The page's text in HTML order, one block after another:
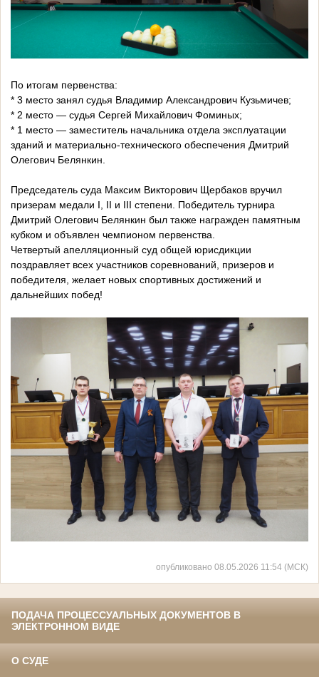
По итогам первенства:
* 3 место занял судья Владимир Александрович Кузьмичев;
* 2 место — судья Сергей Михайлович Фоминых;
* 1 место — заместитель начальника отдела эксплуатации
зданий и материально-технического обеспечения Дмитрий
Олегович Белянкин.
Председатель суда Максим Викторович Щербаков вручил
призерам медали I, II и III степени. Победитель турнира
Дмитрий Олегович Белянкин был также награжден памятным
кубком и объявлен чемпионом первенства.
Четвертый апелляционный суд общей юрисдикции
поздравляет всех участников соревнований, призеров и
победителя, желает новых спортивных достижений и
дальнейших побед!
опубликовано 08.05.2026 11:54 (МСК)
ПОДАЧА ПРОЦЕССУАЛЬНЫХ ДОКУМЕНТОВ В
ЭЛЕКТРОННОМ ВИДЕ
О СУДЕ